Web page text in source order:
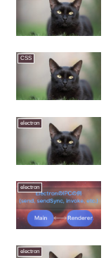
CSS
electron
electron
electron